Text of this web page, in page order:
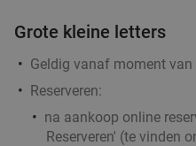
Grote kleine letters
Geldig vanaf moment
Reserveren:
na aankoop online
Reserveren' (te vinden